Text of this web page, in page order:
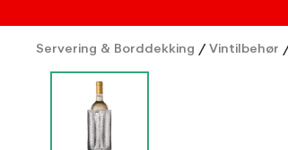
Servering & Borddekking / Vintilbehør